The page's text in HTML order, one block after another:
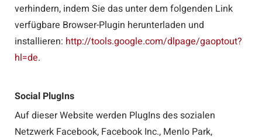
verhindern, indem Sie das unter dem folgenden Link
verfügbare Browser-Plugin herunterladen und
installieren: http://tools.google.com/dlpage/gaoptout?
hl=de.
Social PlugIns
Auf dieser Website werden PlugIns des sozialen
Netzwerk Facebook, Facebook Inc., Menlo Park,